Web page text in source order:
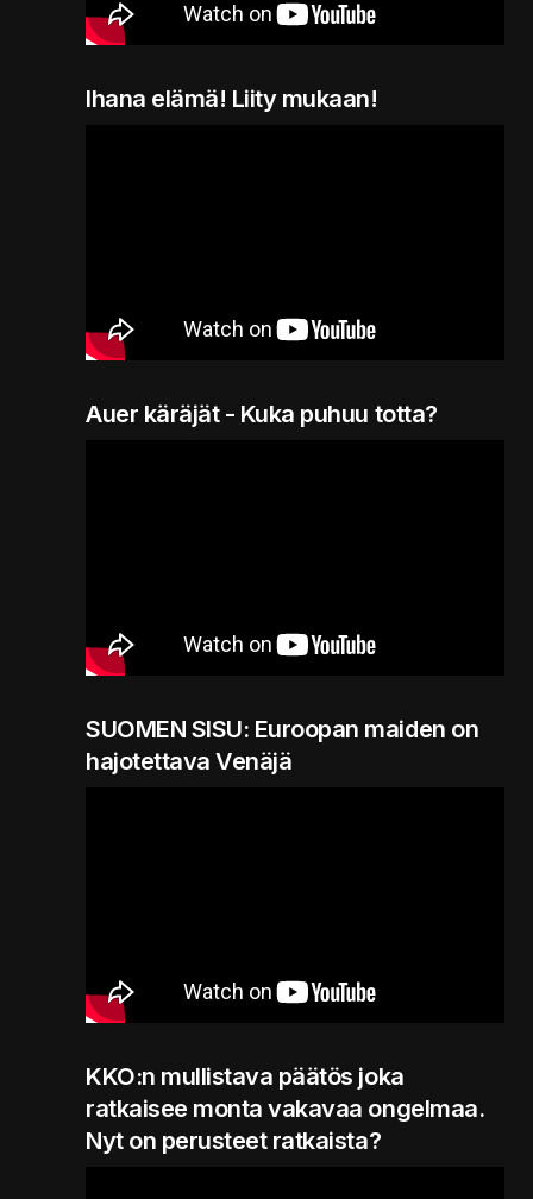
Ihana elämä! Liity mukaan!
Auer käräjät - Kuka puhuu totta?
SUOMEN SISU: Euroopan maiden on
hajotettava Venäjä
KKO:n mullistava päätös joka
ratkaisee monta vakavaa ongelmaa.
Nyt on perusteet ratkaista?